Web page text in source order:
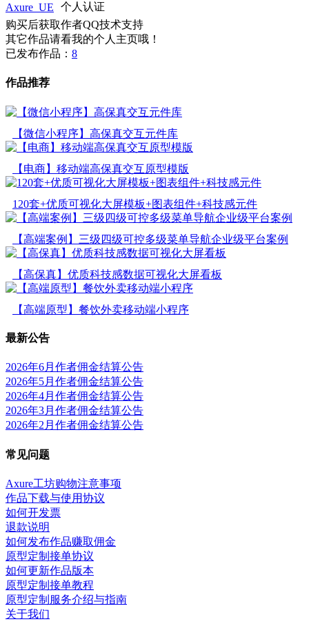
Axure_UE
个人认证
购买后获取作者QQ技术支持
其它作品请看我的个人主页哦！
已发布作品： 8
作品推荐
【微信小程序】高保真交互元件库
【电商】移动端高保真交互原型模版
120套+优质可视化大屏模板+图表组件+科技感元件
【高端案例】三级四级可控多级菜单导航企业级平台案例
【高保真】优质科技感数据可视化大屏看板
【高端原型】餐饮外卖移动端小程序
最新公告
2026年6月作者佣金结算公告
2026年5月作者佣金结算公告
2026年4月作者佣金结算公告
2026年3月作者佣金结算公告
2026年2月作者佣金结算公告
常见问题
Axure工坊购物注意事项
作品下载与使用协议
如何开发票
退款说明
如何发布作品赚取佣金
原型定制接单协议
如何更新作品版本
原型定制接单教程
原型定制服务介绍与指南
关于我们